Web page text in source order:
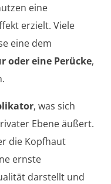
eine
erzielt. Viele
eine dem
oder eine Perücke,
, was sich
Ebene äußert.
die Kopfhaut
ernste
darstellt und